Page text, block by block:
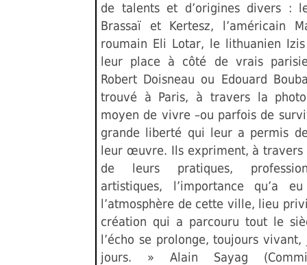
de talents et d’origines divers :
Brassaï et Kertesz, l’américain
roumain Eli Lotar, le lithuanien
leur place à côté de vrais
Robert Doisneau ou Edouard
trouvé à Paris, à travers la
moyen de vivre –ou parfois de
grande liberté qui leur a permis
leur œuvre. Ils expriment, à travers
de leurs pratiques,
artistiques, l’importance qu’a
l’atmosphère de cette ville, lieu
création qui a parcouru tout le
l’écho se prolonge, toujours vivant,
jours. » Alain Sayag